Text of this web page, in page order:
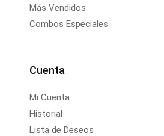
Más Vendidos
Combos Especiales
Cuenta
Mi Cuenta
Historial
Lista de Deseos